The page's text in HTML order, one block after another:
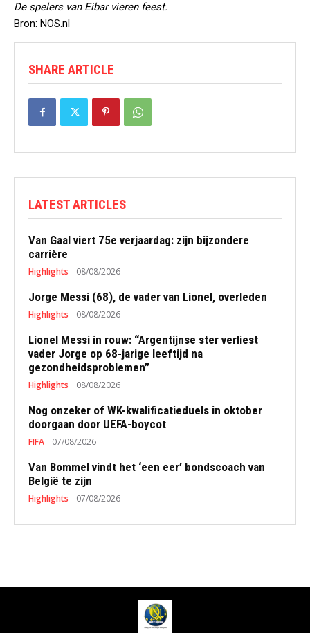
De spelers van Eibar vieren feest.
Bron: NOS.nl
SHARE ARTICLE
LATEST ARTICLES
Van Gaal viert 75e verjaardag: zijn bijzondere
carrière
Highlights 08/08/2026
Jorge Messi (68), de vader van Lionel, overleden
Highlights 08/08/2026
Lionel Messi in rouw: “Argentijnse ster verliest
vader Jorge op 68-jarige leeftijd na
gezondheidsproblemen”
Highlights 08/08/2026
Nog onzeker of WK-kwalificatieduels in oktober
doorgaan door UEFA-boycot
FIFA 07/08/2026
Van Bommel vindt het ‘een eer’ bondscoach van
België te zijn
Highlights 07/08/2026